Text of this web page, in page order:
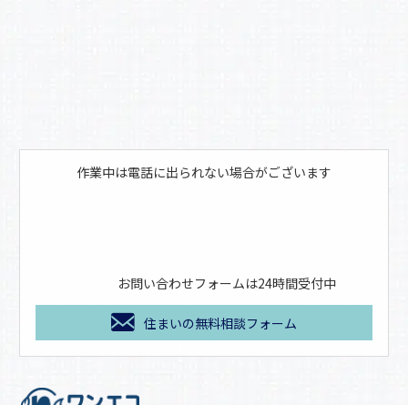
作業中は電話に出られない場合がございます
お問い合わせフォームは24時間受付中
住まいの無料相談フォーム